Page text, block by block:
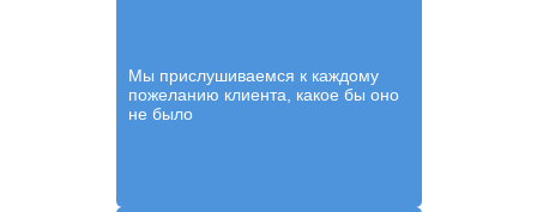
Мы прислушиваемся к каждому
пожеланию клиента, какое бы оно
не было